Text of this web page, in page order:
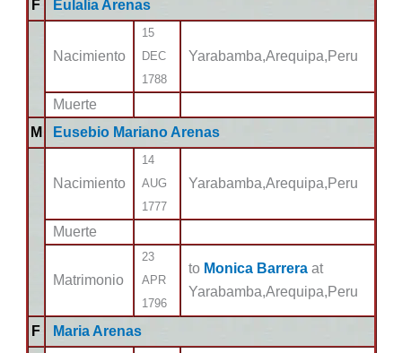
F
Eulalia Arenas
Nacimiento
15
DEC
1788
Yarabamba,Arequipa,Peru
Muerte
M
Eusebio Mariano Arenas
Nacimiento
14
AUG
1777
Yarabamba,Arequipa,Peru
Muerte
Matrimonio
23
APR
1796
to Monica Barrera at
Yarabamba,Arequipa,Peru
F
Maria Arenas